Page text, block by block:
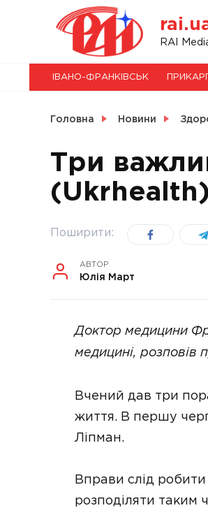
RAI
НОВИНИ
СВІТ
УКРАЇНА
ІВАНО-ФРАНКІВСЬК
Головна Новини
Три
(Ukrhealth)
Поширити:
АВТОР
Юлія Март
Доктор медицини
медицині, розповів
Вчений дав три
життя. В першу
Ліпман.
Вправи слід
розподіляти